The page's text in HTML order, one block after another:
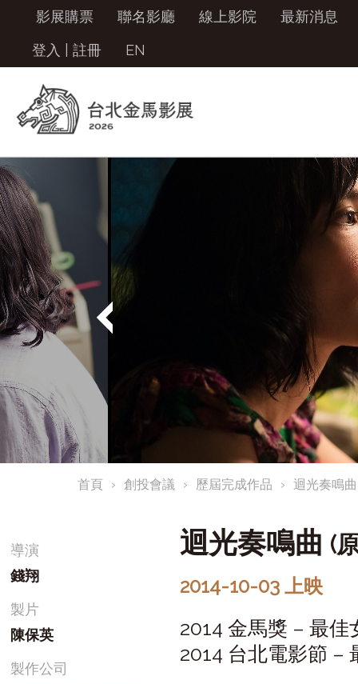
影展購票 聯名影廳 線上影院
最新消息
登入
註冊 EN
首頁 創投會議 歷屆完成作品 迴光奏鳴曲
導演
錢翔
製片
陳保英
製作公司
迴光奏鳴曲 (
2014-10-03 上映
2014 金馬獎 – 最佳
2014 台北電影節 –